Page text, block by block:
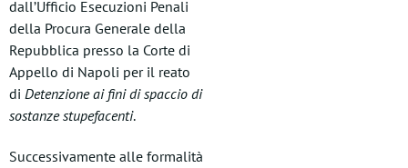
dall’Ufficio Esecuzioni Penali
della Procura Generale della
Repubblica presso la Corte di
Appello di Napoli per il reato
di Detenzione ai fini di spaccio di
sostanze stupefacenti.
Successivamente alle formalità